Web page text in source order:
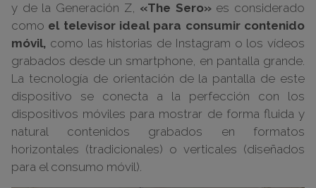
y de la Generación Z, «The Sero»es considerado
como el televisor ideal para consumir contenido
móvil, como las historias de Instagram o los vídeos
grabados desde un smartphone, en pantalla grande.
La tecnología de orientación de la pantalla de este
dispositivo se conecta a la perfección con los
dispositivos móviles para mostrar de forma fluida y
natural contenidos grabados en formatos
horizontales (tradicionales) o verticales (diseñados
para el consumo móvil).